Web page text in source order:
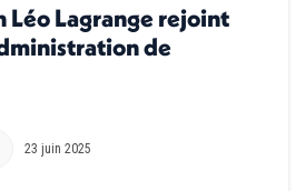
Léo Lagrange rejoint
de
23 juin 2025